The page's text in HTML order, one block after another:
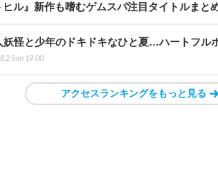
ル』新作も嗜むゲムスパ注目タイトルまと
妖怪と少年のドキドキなひと夏…ハートフル
Sun 19:00
アクセスランキングをもっと見る